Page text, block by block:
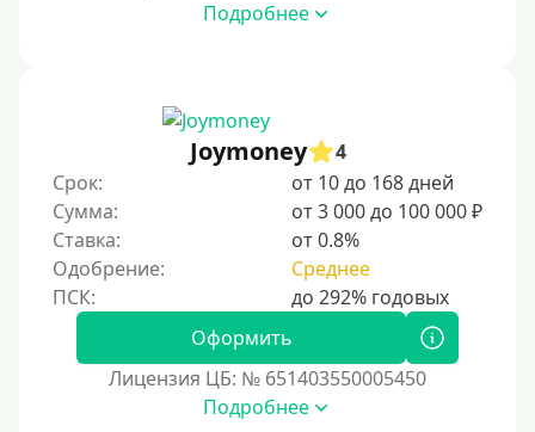
Без справок и поручителей
Под 1 %
С пролонгацией (продлением)
Под высокий процент
Без комиссии
В рассрочку
С ежемесячным платежом
Подробнее
Joymoney
4
Срок:
от 10 до 168 дней
Сумма:
от 3 000 до 100 000 ₽
Ставка:
от 0.8%
Одобрение:
Среднее
Оформить
Лицензия ЦБ: № 651403550005450
Подробнее